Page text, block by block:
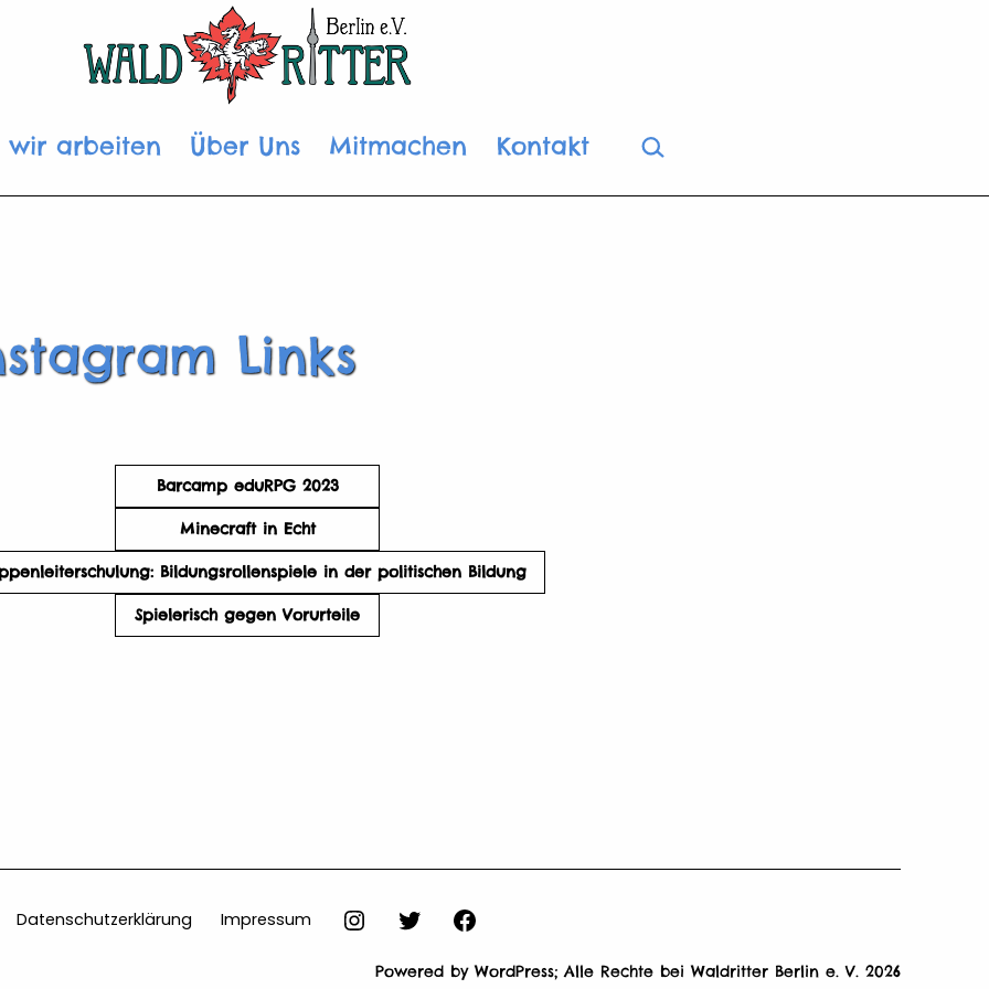
wir arbeiten Über Uns Mitmachen Kontakt Suchen …
Links
Barcamp eduRPG 2023
Minecraft in Echt
Bildungsrollenspiele in der politischen Bildung
Spielerisch gegen Vorurteile
Datenschutzerklärung Impressum instagramtwitter
Powered by WordPress; Alle Rechte bei Waldritter Berlin e. V. 2026